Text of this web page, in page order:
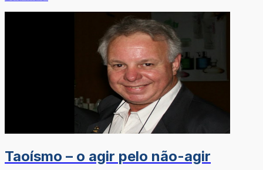
Taoísmo – o agir pelo não-agir